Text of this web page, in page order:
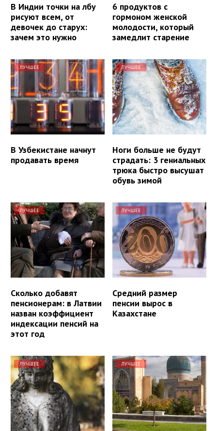
В Индии точки на лбу
рисуют всем, от
девочек до старух:
зачем это нужно
6 продуктов с
гормоном женской
молодости, который
замедлит старение
ЛУЧШЕЕ
В Узбекистане начнут
продавать время
ЛУЧШЕЕ
Ноги больше не будут
страдать: 3 гениальных
трюка быстро высушат
обувь зимой
ЛУЧШЕЕ
Сколько добавят
пенсионерам: в Латвии
назван коэффициент
индексации пенсий на
этот год
ЛУЧШЕЕ
Средний размер
пенсии вырос в
Казахстане
ЛУЧШЕЕ ЛУЧШЕЕ